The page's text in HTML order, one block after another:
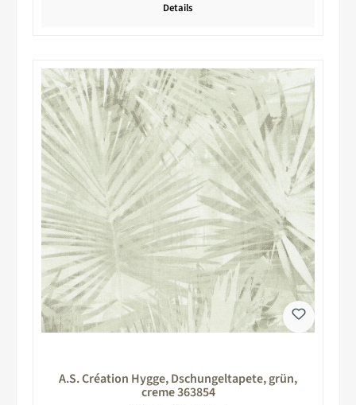
Details
A.S. Création Hygge, Dschungeltapete, grün,
creme 363854